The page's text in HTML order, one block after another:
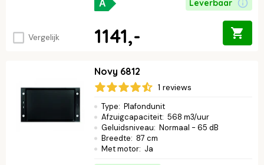
Vergelijk
A Leverbaar
1141,-
Novy 6812
1 reviews
Type: Plafondunit
Afzuigcapaciteit: 568 m3/uur
Geluidsniveau: Normaal - 65 dB
Breedte: 87 cm
Met motor: Ja